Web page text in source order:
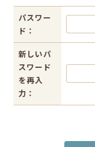
パスワー
ド：
新しいパ
スワード
を再入
力：